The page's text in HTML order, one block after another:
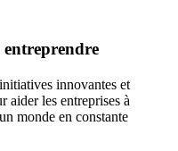
innovantes et
aider les entreprises à
monde en constante